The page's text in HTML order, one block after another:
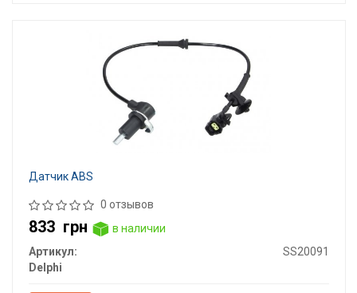
Датчик ABS
0 отзывов
833 грн
в наличии
Артикул:
SS20091
Delphi